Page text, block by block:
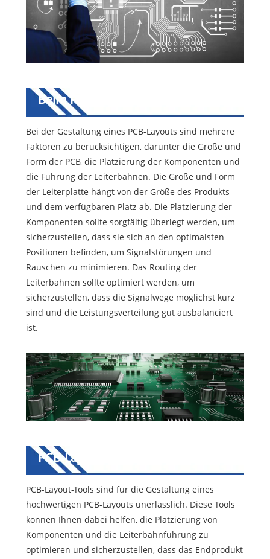
Beim PCB-Layout zu
Bei der Gestaltung eines PCB-Layouts sind mehrere
Faktoren zu berücksichtigen, darunter die Größe und
Form der PCB, die Platzierung der Komponenten und
die Führung der Leiterbahnen. Die Größe und Form
der Leiterplatte hängt von der Größe des Produkts
und dem verfügbaren Platz ab. Die Platzierung der
Komponenten sollte sorgfältig überlegt werden, um
sicherzustellen, dass sie sich an den optimalsten
Positionen befinden, um Signalstörungen und
Rauschen zu minimieren. Das Routing der
Leiterbahnen sollte optimiert werden, um
sicherzustellen, dass die Signalwege möglichst kurz
sind und die Leistungsverteilung gut ausbalanciert
ist.
PCB-Layout-Tools
PCB-Layout-Tools sind für die Gestaltung eines
hochwertigen PCB-Layouts unerlässlich. Diese Tools
können Ihnen dabei helfen, die Platzierung von
Komponenten und die Leiterbahnführung zu
optimieren und sicherzustellen, dass das Endprodukt